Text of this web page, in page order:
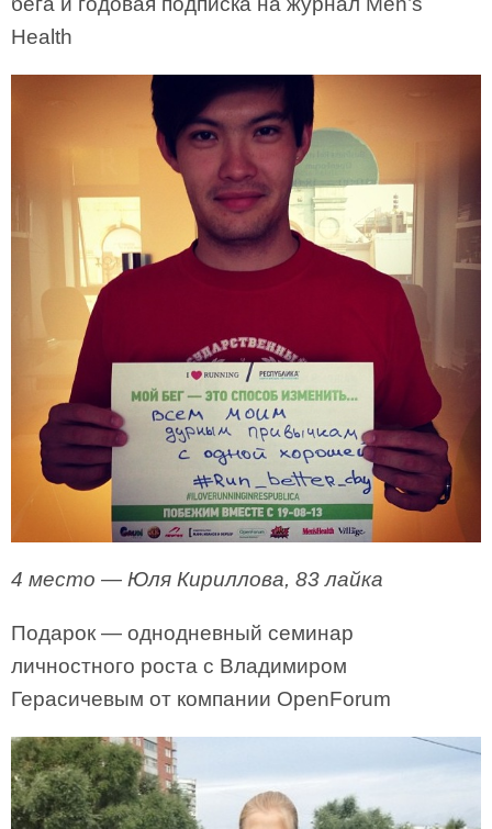
Health
4 место — Юля Кириллова, 83 лайка
Подарок — однодневный семинар
личностного роста с Владимиром
Герасичевым от компании OpenForum